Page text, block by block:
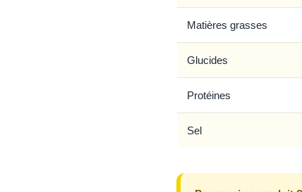
Matières grasses
Glucides
Protéines
Sel